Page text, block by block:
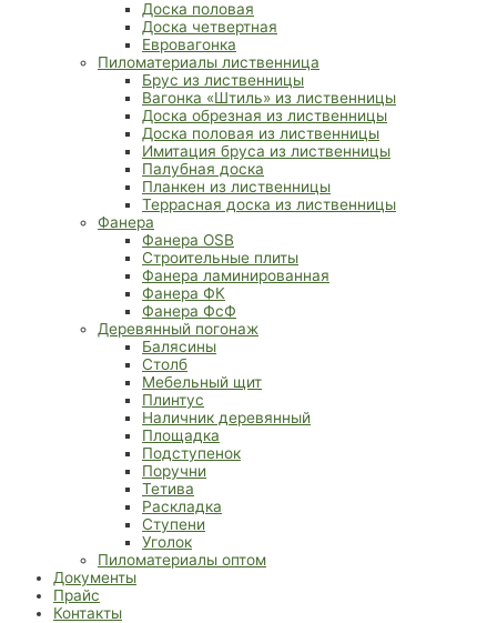
Доска половая
Доска четвертная
Евровагонка
Пиломатериалы лиственница
Брус из лиственницы
Вагонка «Штиль» из лиственницы
Доска обрезная из лиственницы
Доска половая из лиственницы
Имитация бруса из лиственницы
Палубная доска
Планкен из лиственницы
Террасная доска из лиственницы
Фанера
Фанера OSB
Строительные плиты
Фанера ламинированная
Фанера ФК
Фанера ФсФ
Деревянный погонаж
Балясины
Столб
Мебельный щит
Плинтус
Наличник деревянный
Площадка
Подступенок
Поручни
Тетива
Раскладка
Ступени
Уголок
Пиломатериалы оптом
Документы
Прайс
Контакты